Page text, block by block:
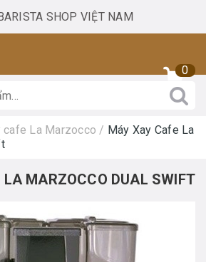
0
cafe La Marzocco / Máy Xay Cafe La
MARZOCCO DUAL SWIFT